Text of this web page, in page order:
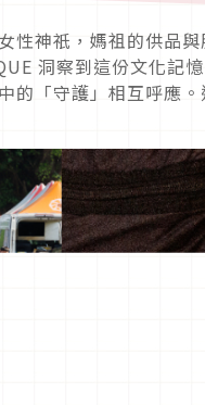
性神祇，媽祖的供品
洞察到這份文化記
的「守護」相互呼應